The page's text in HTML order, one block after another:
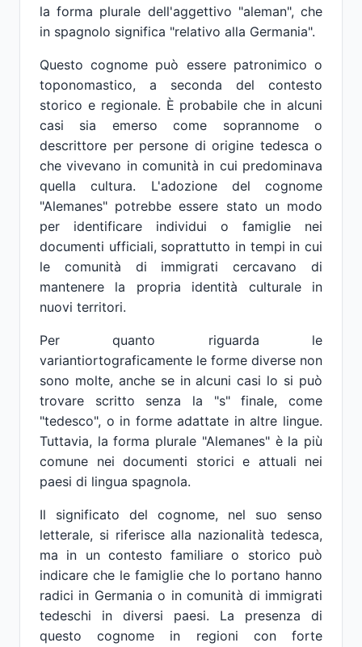
la forma plurale dell'aggettivo "aleman", che
in spagnolo significa "relativo alla Germania".
Questo cognome può essere patronimico o
toponomastico, a seconda del contesto
storico e regionale. È probabile che in alcuni
casi sia emerso come soprannome o
descrittore per persone di origine tedesca o
che vivevano in comunità in cui predominava
quella cultura. L'adozione del cognome
"Alemanes" potrebbe essere stato un modo
per identificare individui o famiglie nei
documenti ufficiali, soprattutto in tempi in cui
le comunità di immigrati cercavano di
mantenere la propria identità culturale in
nuovi territori.
Per quanto riguarda le
variantiortograficamente le forme diverse non
sono molte, anche se in alcuni casi lo si può
trovare scritto senza la "s" finale, come
"tedesco", o in forme adattate in altre lingue.
Tuttavia, la forma plurale "Alemanes" è la più
comune nei documenti storici e attuali nei
paesi di lingua spagnola.
Il significato del cognome, nel suo senso
letterale, si riferisce alla nazionalità tedesca,
ma in un contesto familiare o storico può
indicare che le famiglie che lo portano hanno
radici in Germania o in comunità di immigrati
tedeschi in diversi paesi. La presenza di
questo cognome in regioni con forte